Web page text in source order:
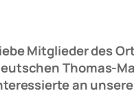
Mitglieder des
Thomas-
an